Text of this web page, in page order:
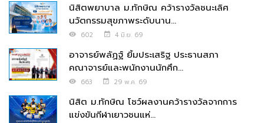
นิสิตพยาบาล ม.ทักษิณ คว้ารางวัลชนะเลิศ
นวัตกรรมสุขภาพระดับนาน...
602 4 มิ.ย. 69
อาจารย์พลัฏฐ์ ยิ้มประเสริฐ ประธานสภา
คณาจารย์และพนักงานนักศึก...
663 29 พ.ค. 69
นิสิต ม.ทักษิณ โชว์ผลงานคว้ารางวัลจากการ
แข่งขันกีฬาเยาวชนแห่...